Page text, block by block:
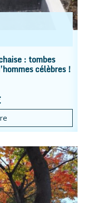
: tombes
célèbres !